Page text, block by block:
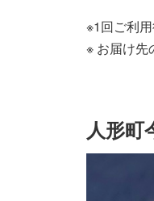
※1回ご利
※ お届け先
人形町